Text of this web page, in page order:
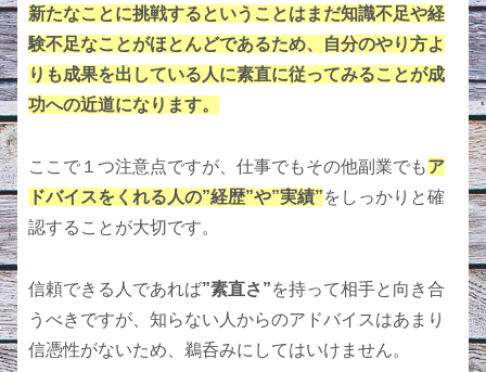
新たなことに挑戦するということはまだ知識不足や経
験不足なことがほとんどであるため、自分のやり方よ
りも成果を出している人に素直に従ってみることが成
功への近道になります。
ここで１つ注意点ですが、仕事でもその他副業でもア
ドバイスをくれる人の”経歴”や”実績”をしっかりと確
認することが大切です。
信頼できる人であれば”素直さ”を持って相手と向き合
うべきですが、知らない人からのアドバイスはあまり
信憑性がないため、鵜呑みにしてはいけません。